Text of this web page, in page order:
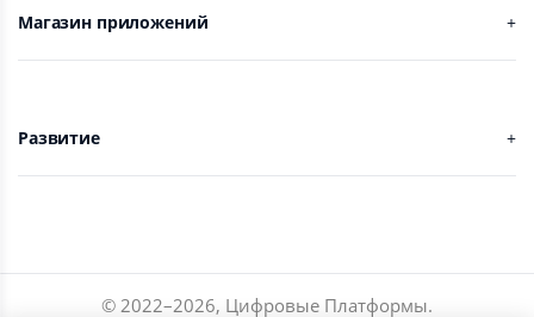
Магазин приложений
Развитие
© 2022–2026, Цифровые Платформы.